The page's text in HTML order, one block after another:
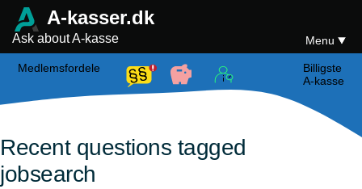
A-kasser.dk
Ask about A-kasse Menu
Medlemsfordele
Billigste
A-kasse
Recent questions tagged
jobsearch